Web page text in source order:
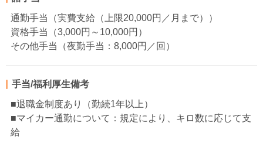
通勤手当（実費支給（上限20,000円／月まで））
資格手当（3,000円～10,000円）
その他手当（夜勤手当：8,000円／回）
手当/福利厚生備考
■退職金制度あり（勤続1年以上）
■マイカー通勤について：規定により、キロ数に応じて支
給